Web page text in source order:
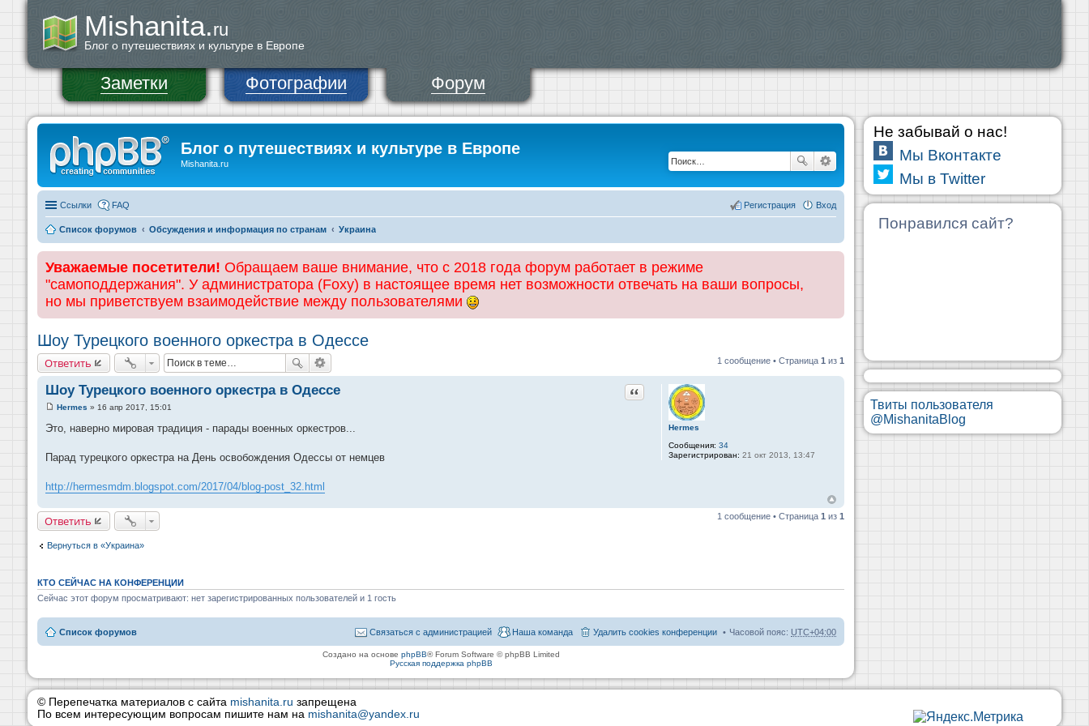
Mishanita.ru
Блог о путешествиях и культуре в Европе
Заметки Фотографии Форум
Блог о путешествиях и культуре в Европе
Mishanita.ru
Ссылки FAQ Вход
Регистрация
Список форумов Обсуждения и информация по странам Украина
Уважаемые посетители! Обращаем ваше внимание, что с 2018 года форум работает в режиме
"самоподдержания". У администратора (Foxy) в настоящее время нет возможности отвечать на ваши вопросы,
но мы приветствуем взаимодействие между пользователями
Шоу Турецкого военного оркестра в Одессе
Ответить 1 сообщение • Страница 1 из 1
Hermes
Сообщения: 34
Зарегистрирован: 21 окт 2013, 13:47
Шоу Турецкого военного оркестра в Одессе Цитата
о
е
и
е
Hermes » 16 апр 2017, 15:01
Это, наверно мировая традиция - парады военных оркестров...
Парад турецкого оркестра на День освобождения Одессы от немцев
http://hermesmdm.blogspot.com/2017/04/blog-post_32.html
Ответить 1 сообщение • Страница 1 из 1
Вернуться в «Украина»
КТО СЕЙЧАС НА КОНФЕРЕНЦИИ
Сейчас этот форум просматривают: нет зарегистрированных пользователей и 1 гость
Список форумов Часовой пояс: UTC+04:00
Удалить cookies конференции
Наша команда
Связаться с администрацией
Создано на основе phpBB® Forum Software © phpBB Limited
Русская поддержка phpBB
Не забывай о нас!
Мы Вконтакте
Мы в Twitter
Понравился сайт?
Твиты пользователя
@MishanitaBlog
© Перепечатка материалов с сайта mishanita.ru запрещена
По всем интересующим вопросам пишите нам на mishanita@yandex.ru